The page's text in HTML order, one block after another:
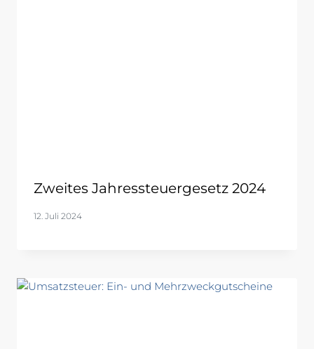
Zweites Jahressteuergesetz 2024
12. Juli 2024